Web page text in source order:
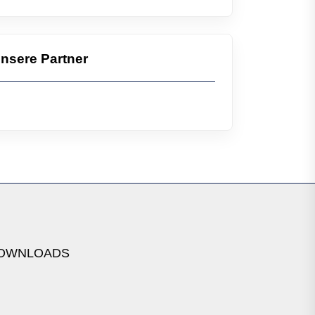
Partner